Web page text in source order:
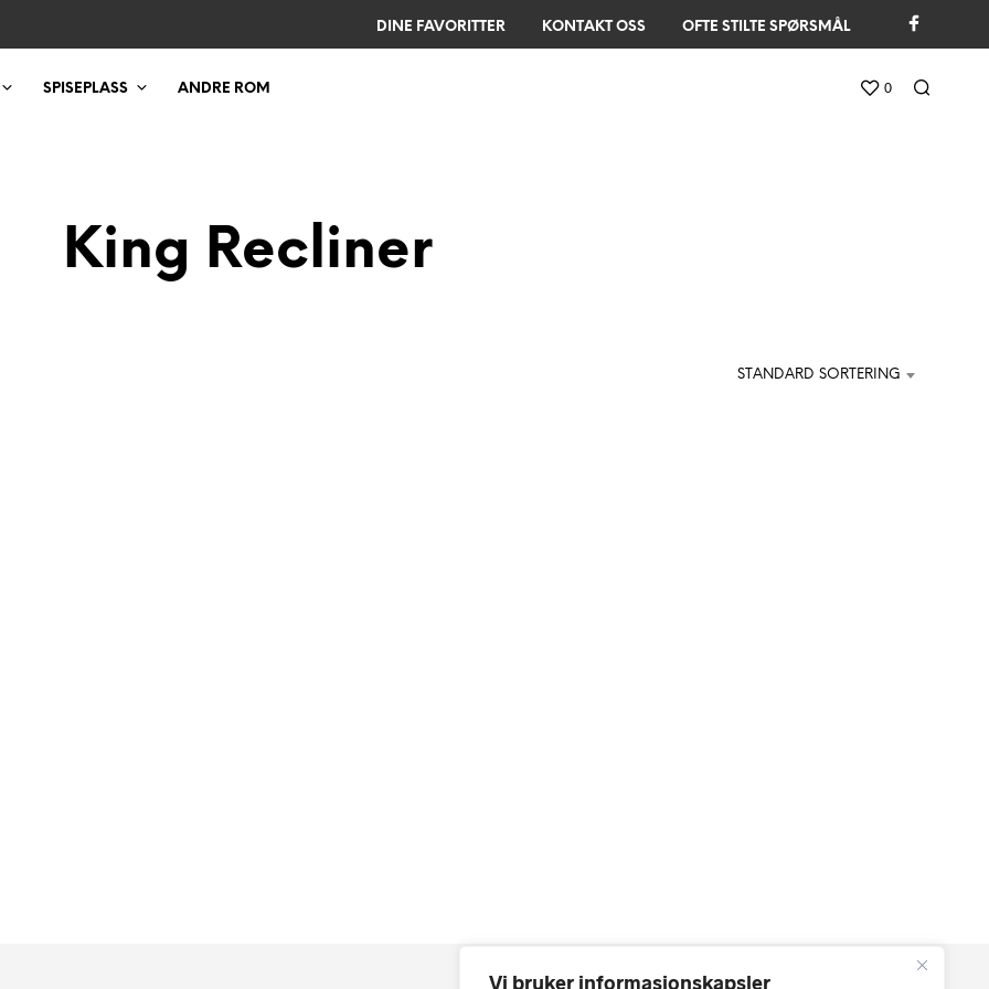
Vi bruker informasjonskapsler
DINE FAVORITTER KONTAKT OSS OFTE STILTE SPØRSMÅL
SPISEPLASS ANDRE ROM 0
King Recliner
STANDARD SORTERING